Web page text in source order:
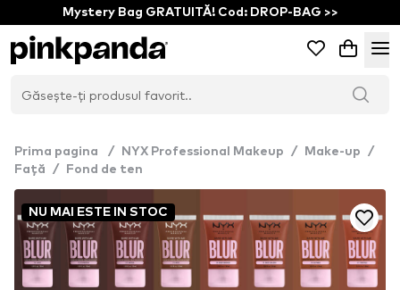
Mystery Bag GRATUITĂ! Cod: DROP-BAG >>
Prima pagina / NYX Professional Makeup / Make-up
/
Față
/ Fond de ten
NU MAI ESTE IN STOC